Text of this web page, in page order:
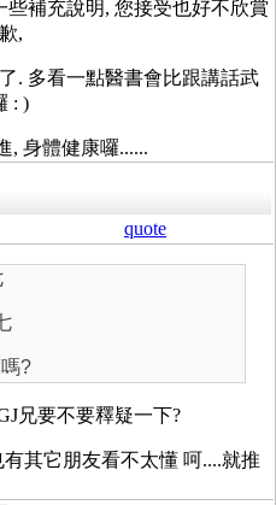
補充說明, 您接受也好不欣賞
,
. 多看一點醫書會比跟講話武
: )
, 身體健康囉......
quote
?
兄要不要釋疑一下?
其它朋友看不太懂 呵....就推